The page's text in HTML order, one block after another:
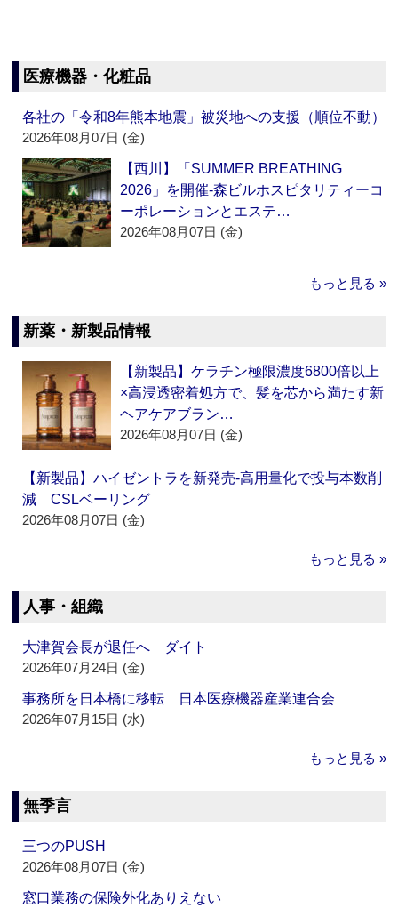
医療機器・化粧品
各社の「令和8年熊本地震」被災地への支援（順位不動）
2026年08月07日 (金)
【西川】「SUMMER BREATHING
2026」を開催‐森ビルホスピタリティーコ
ーポレーションとエステ…
2026年08月07日 (金)
もっと見る »
新薬・新製品情報
【新製品】ケラチン極限濃度6800倍以上
×高浸透密着処方で、髪を芯から満たす新
ヘアケアブラン…
2026年08月07日 (金)
【新製品】ハイゼントラを新発売‐高用量化で投与本数削
減 CSLベーリング
2026年08月07日 (金)
もっと見る »
人事・組織
大津賀会長が退任へ ダイト
2026年07月24日 (金)
事務所を日本橋に移転 日本医療機器産業連合会
2026年07月15日 (水)
もっと見る »
無季言
三つのPUSH
2026年08月07日 (金)
窓口業務の保険外化ありえない